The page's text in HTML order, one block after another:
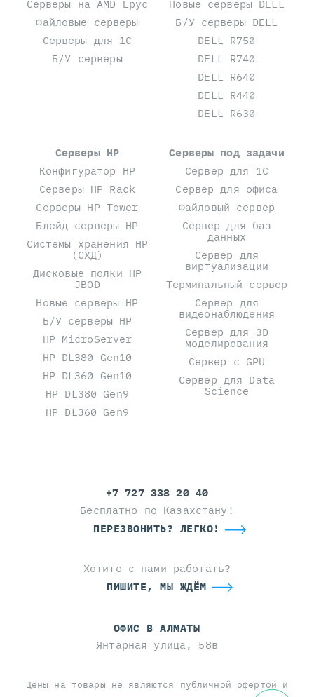
Серверы на AMD Epyc
Файловые серверы
Серверы для 1С
Б/У серверы
Новые серверы DELL
Б/У серверы DELL
DELL R750
DELL R740
DELL R640
DELL R440
DELL R630
Серверы HP
Конфигуратор HP
Серверы HP Rack
Серверы HP Tower
Блейд серверы HP
Системы хранения HP
(СХД)
Дисковые полки HP
JBOD
Новые серверы HP
Б/У серверы HP
HP MicroServer
HP DL380 Gen10
HP DL360 Gen10
HP DL380 Gen9
HP DL360 Gen9
Серверы под задачи
Сервер для 1С
Сервер для офиса
Файловый сервер
Сервер для баз
данных
Сервер для
виртуализации
Терминальный сервер
Сервер для
видеонаблюдения
Сервер для 3D
моделирования
Сервер с GPU
Сервер для Data
Science
+7 727 338 20 40
Бесплатно по Казахстану!
ПЕРЕЗВОНИТЬ? ЛЕГКО!
Хотите с нами работать?
ПИШИТЕ, МЫ ЖДЁМ
ОФИС В АЛМАТЫ
Янтарная улица, 58в
Цены на товары не являются публичной офертой и